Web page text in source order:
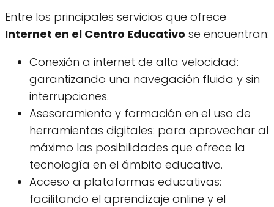
Entre los principales servicios que ofrece
Internet en el Centro Educativo se encuentran:
Conexión a internet de alta velocidad:
garantizando una navegación fluida y sin
interrupciones.
Asesoramiento y formación en el uso de
herramientas digitales: para aprovechar al
máximo las posibilidades que ofrece la
tecnología en el ámbito educativo.
Acceso a plataformas educativas:
facilitando el aprendizaje online y el